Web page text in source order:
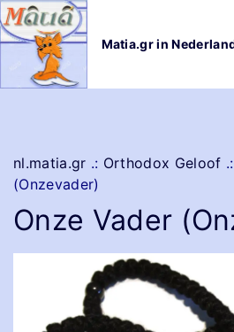
G
a
Matia.gr in
nl.matia.gr .: Orthodox Geloof .:
(Onzevader)
Onze Vader